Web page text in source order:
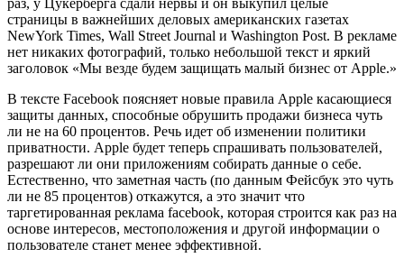
раз, у Цукерберга сдали нервы и он выкупил целые
страницы в важнейших деловых американских газетах
NewYork Times, Wall Street Journal и Washington Post. В рекламе
нет никаких фотографий, только небольшой текст и яркий
заголовок «Мы везде будем защищать малый бизнес от Apple.»
В тексте Facebook поясняет новые правила Apple касающиеся
защиты данных, способные обрушить продажи бизнеса чуть
ли не на 60 процентов. Речь идет об изменении политики
приватности. Apple будет теперь спрашивать пользователей,
разрешают ли они приложениям собирать данные о себе.
Естественно, что заметная часть (по данным Фейсбук это чуть
ли не 85 процентов) откажутся, а это значит что
таргетированная реклама facebook, которая строится как раз на
основе интересов, местоположения и другой информации о
пользователе станет менее эффективной.